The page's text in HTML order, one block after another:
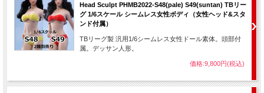
Head Sculpt PHMB2022-S48(pale) S49(suntan) TBリー
グ 1/6スケール シームレス女性ボディ（女性ヘッド&スタ
ンド付属）
TBリーグ製 汎用1/6シームレス女性ドール素体。頭部付
属。デッサン人形。
価格:9,800円(税込)